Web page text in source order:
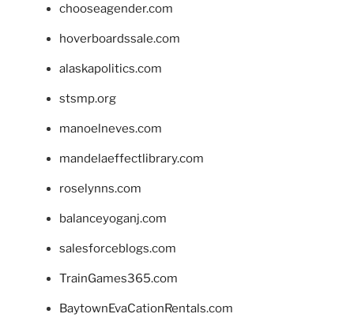
chooseagender.com
hoverboardssale.com
alaskapolitics.com
stsmp.org
manoelneves.com
mandelaeffectlibrary.com
roselynns.com
balanceyoganj.com
salesforceblogs.com
TrainGames365.com
BaytownEvaCationRentals.com